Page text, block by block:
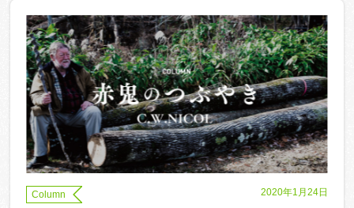
Column 2020年1月24日